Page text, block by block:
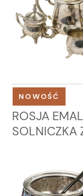
ROSJA
SOLNICZKA
NOWOŚĆ